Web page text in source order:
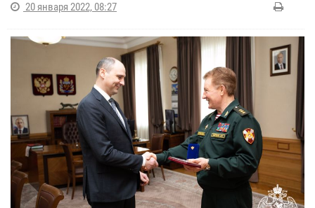
20 января 2022, 08:27